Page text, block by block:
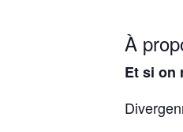
À
Et si on